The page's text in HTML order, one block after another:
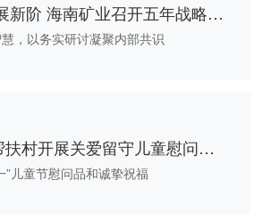
新阶 海南矿业召开五年战略规
，以务实研讨凝聚内部共识
村开展关爱留守儿童慰问活
”儿童节慰问品和诚挚祝福